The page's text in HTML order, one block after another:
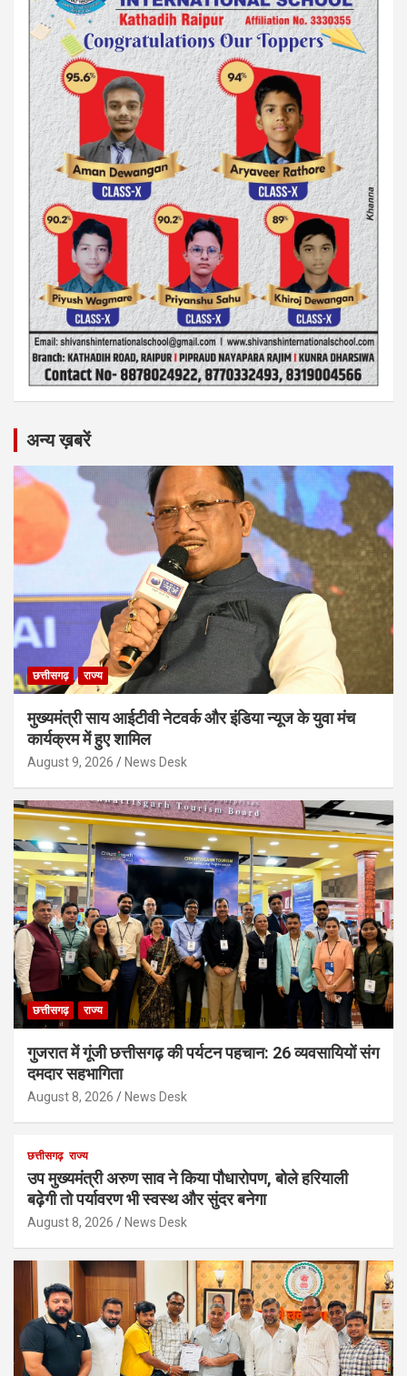
अन्य ख़बरें
छत्तीसगढ़ राज्य
मुख्यमंत्री साय आईटीवी नेटवर्क और इंडिया न्यूज के युवा मंच
कार्यक्रम में हुए शामिल
August 9, 2026 News Desk
छत्तीसगढ़ राज्य
गुजरात में गूंजी छत्तीसगढ़ की पर्यटन पहचान: 26 व्यवसायियों संग
दमदार सहभागिता
August 8, 2026 News Desk
छत्तीसगढ़ राज्य
उप मुख्यमंत्री अरुण साव ने किया पौधारोपण, बोले हरियाली
बढ़ेगी तो पर्यावरण भी स्वस्थ और सुंदर बनेगा
August 8, 2026 News Desk